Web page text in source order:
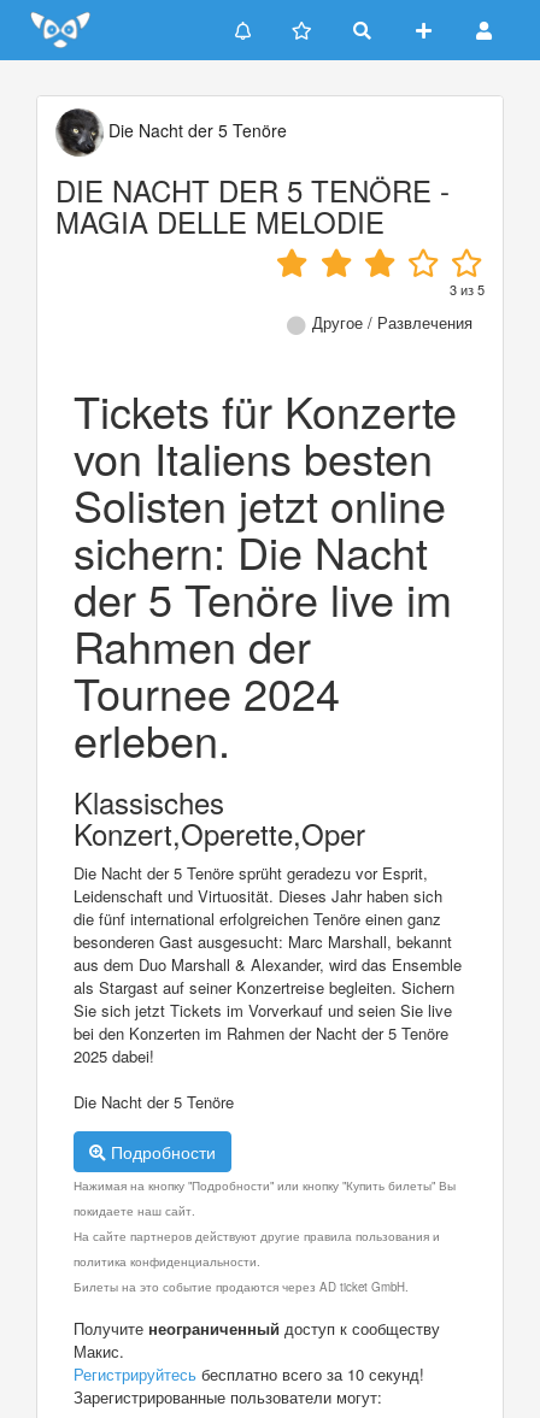
Update cookies preferences
Die Nacht der 5 Tenöre
DIE NACHT DER 5 TENÖRE -
MAGIA DELLE MELODIE
3из5
Другое / Развлечения
Tickets für Konzerte
von Italiens besten
Solisten jetzt online
sichern: Die Nacht
der 5 Tenöre live im
Rahmen der
Tournee 2024
erleben.
Klassisches
Konzert,Operette,Oper
Die Nacht der 5 Tenöre sprüht geradezu vor Esprit,
Leidenschaft und Virtuosität. Dieses Jahr haben sich
die fünf international erfolgreichen Tenöre einen ganz
besonderen Gast ausgesucht: Marc Marshall, bekannt
aus dem Duo Marshall & Alexander, wird das Ensemble
als Stargast auf seiner Konzertreise begleiten. Sichern
Sie sich jetzt Tickets im Vorverkauf und seien Sie live
bei den Konzerten im Rahmen der Nacht der 5 Tenöre
2025 dabei!
Die Nacht der 5 Tenöre
Подробности
Нажимая на кнопку "Подробности" или кнопку "Купить билеты" Вы
покидаете наш сайт.
На сайте партнеров действуют другие правила пользования и
политика конфиденциальности.
Билеты на это событие продаются через AD ticket GmbH.
Получите неограниченный доступ к сообществу
Макис.
Регистрируйтесь бесплатно всего за 10 секунд!
Зарегистрированные пользователи могут: